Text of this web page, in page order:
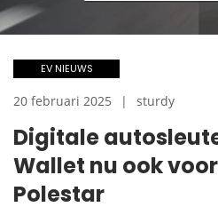
Digitale
Wallet nu ook
Polestar
EV NIEUWS
20 februari 2025 sturdy